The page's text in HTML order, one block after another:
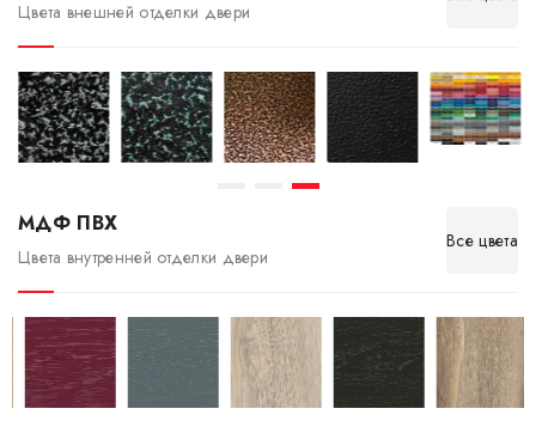
Цвета внешней отделки двери
МДФ ПВХ
Цвета внутренней отделки двери
Все цвета